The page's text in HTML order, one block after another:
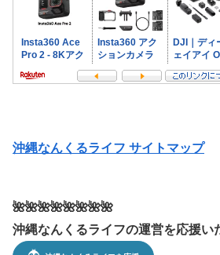
沖縄なんくるライフ サイトマップ
🌺🌺🌺🌺🌺🌺🌺🌺
沖縄なんくるライフの運営を応援い